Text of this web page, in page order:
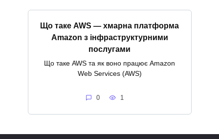
Що таке AWS — хмарна платформа
Amazon з інфраструктурними
послугами
Що таке AWS та як воно працює Amazon
Web Services (AWS)
0 1